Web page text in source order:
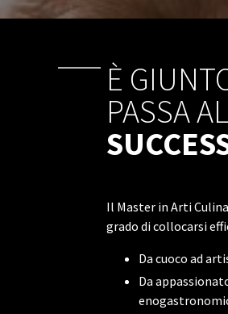
È
PASSA AL
Il Master in Arti
grado di collocarsi
Da cuoco ad
Da